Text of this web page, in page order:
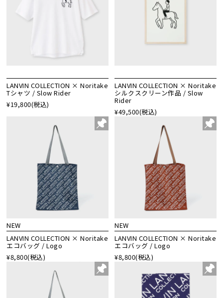
LANVIN COLLECTION × Noritake
Tシャツ / Slow Rider
¥19,800(税込)
LANVIN COLLECTION × Noritake
シルクスクリーン作品 / Slow
Rider
¥49,500(税込)
NEW
LANVIN COLLECTION × Noritake
エコバッグ / Logo
¥8,800(税込)
NEW
LANVIN COLLECTION × Noritake
エコバッグ / Logo
¥8,800(税込)